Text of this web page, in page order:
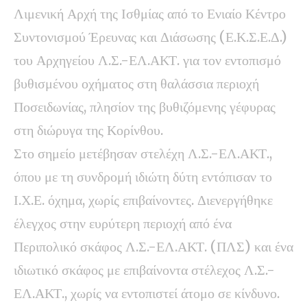
Λιμενική Αρχή της Ισθμίας από το Ενιαίο Κέντρο
Συντονισμού Έρευνας και Διάσωσης (Ε.Κ.Σ.Ε.Δ.)
του Αρχηγείου Λ.Σ.-ΕΛ.ΑΚΤ. για τον εντοπισμό
βυθισμένου οχήματος στη θαλάσσια περιοχή
Ποσειδωνίας, πλησίον της βυθιζόμενης γέφυρας
στη διώρυγα της Κορίνθου.
Στο σημείο μετέβησαν στελέχη Λ.Σ.-ΕΛ.ΑΚΤ.,
όπου με τη συνδρομή ιδιώτη δύτη εντόπισαν το
Ι.Χ.Ε. όχημα, χωρίς επιβαίνοντες. Διενεργήθηκε
έλεγχος στην ευρύτερη περιοχή από ένα
Περιπολικό σκάφος Λ.Σ.-ΕΛ.ΑΚΤ. (ΠΛΣ) και ένα
ιδιωτικό σκάφος με επιβαίνοντα στέλεχος Λ.Σ.-
ΕΛ.ΑΚΤ., χωρίς να εντοπιστεί άτομο σε κίνδυνο.